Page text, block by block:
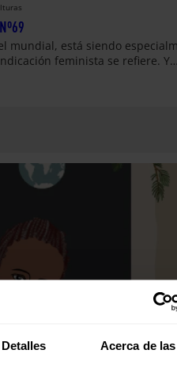
Detalles Acerca de
mundial, está siendo
feminista se refiere.